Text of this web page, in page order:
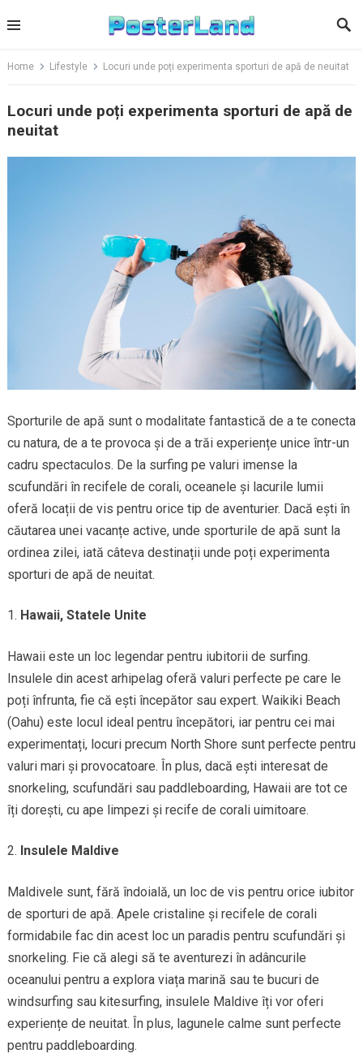
to
Home Lifestyle Locuri unde poți experimenta sporturi de apă de neuitat
Locuri unde poți experimenta sporturi de apă de
neuitat
Sporturile de apă sunt o modalitate fantastică de a te conecta
cu natura, de a te provoca și de a trăi experiențe unice într-un
cadru spectaculos. De la surfing pe valuri imense la
scufundări în recifele de corali, oceanele și lacurile lumii
oferă locații de vis pentru orice tip de aventurier. Dacă ești în
căutarea unei vacanțe active, unde sporturile de apă sunt la
ordinea zilei, iată câteva destinații unde poți experimenta
sporturi de apă de neuitat.
Hawaii, Statele Unite
Hawaii este un loc legendar pentru iubitorii de surfing.
Insulele din acest arhipelag oferă valuri perfecte pe care le
poți înfrunta, fie că ești începător sau expert. Waikiki Beach
(Oahu) este locul ideal pentru începători, iar pentru cei mai
experimentați, locuri precum North Shore sunt perfecte pentru
valuri mari și provocatoare. În plus, dacă ești interesat de
snorkeling, scufundări sau paddleboarding, Hawaii are tot ce
îți dorești, cu ape limpezi și recife de corali uimitoare.
Insulele Maldive
Maldivele sunt, fără îndoială, un loc de vis pentru orice iubitor
de sporturi de apă. Apele cristaline și recifele de corali
formidabile fac din acest loc un paradis pentru scufundări și
snorkeling. Fie că alegi să te aventurezi în adâncurile
oceanului pentru a explora viața marină sau te bucuri de
windsurfing sau kitesurfing, insulele Maldive îți vor oferi
experiențe de neuitat. În plus, lagunele calme sunt perfecte
pentru paddleboarding.